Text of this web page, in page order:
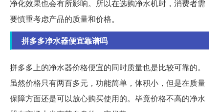
净化效果也会有所影响。所以在选购净水机时，消费者需
要慎重考虑产品的质量和价格。
拼多多净水器便宜靠谱吗
拼多多上的净水器价格便宜的同时质量也是比较可靠的。
虽然价格只有两百多元，功能简单，体积小，但是在质量
保障方面还是可以放心购买使用的。毕竟价格不高的净水